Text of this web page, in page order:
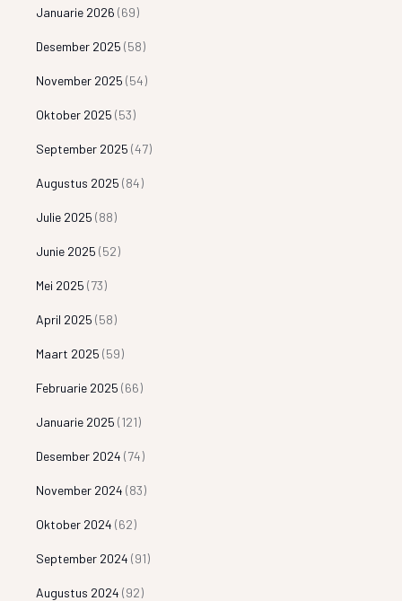
Januarie 2026 (69)
Desember 2025 (58)
November 2025 (54)
Oktober 2025 (53)
September 2025 (47)
Augustus 2025 (84)
Julie 2025 (88)
Junie 2025 (52)
Mei 2025 (73)
April 2025 (58)
Maart 2025 (59)
Februarie 2025 (66)
Januarie 2025 (121)
Desember 2024 (74)
November 2024 (83)
Oktober 2024 (62)
September 2024 (91)
Augustus 2024 (92)